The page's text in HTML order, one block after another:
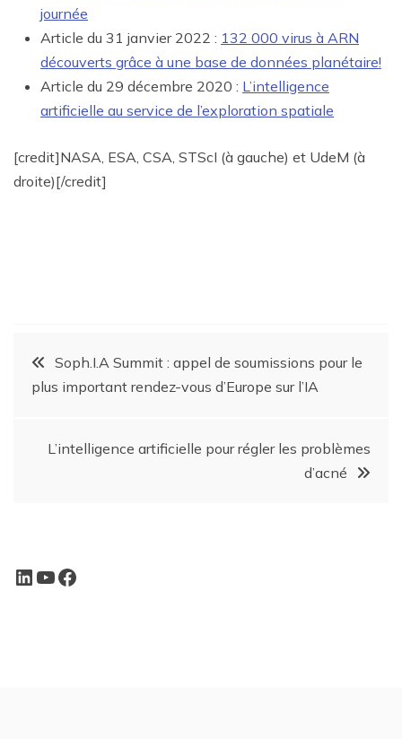
journée
Article du 31 janvier 2022 : 132 000 virus à ARN
découverts grâce à une base de données planétaire!
Article du 29 décembre 2020 : L’intelligence
artificielle au service de l’exploration spatiale
[credit]NASA, ESA, CSA, STScI (à gauche) et UdeM (à
droite)[/credit]
Soph.I.A Summit : appel de soumissions pour le
plus important rendez-vous d’Europe sur l’IA
L’intelligence artificielle pour régler les problèmes
d’acné